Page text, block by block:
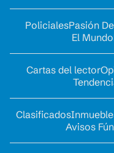
PolicialesPasión
El Mundo
Cartas del lector
Clasificados
Avisos